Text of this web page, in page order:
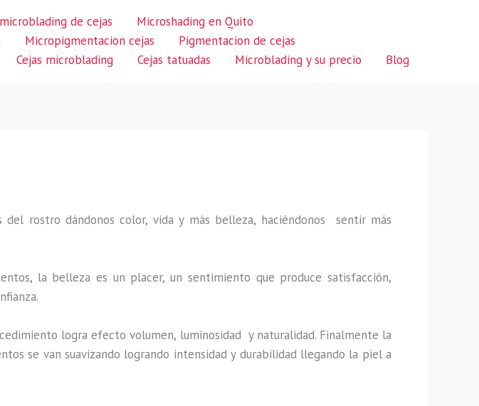
de cejas
Microshading en Quito
Micropigmentacion cejas
Pigmentacion de cejas
Cejas microblading Cejas tatuadas Microblading y su precio Blog
rostro dándonos color, vida y más belleza, haciéndonos sentir más
la belleza es un placer, un sentimiento que produce satisfacción,
logra efecto volumen, luminosidad y naturalidad. Finalmente la
se van suavizando logrando intensidad y durabilidad llegando la piel a